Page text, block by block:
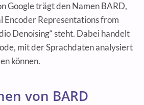
Google trägt den Namen BARD,
Encoder Representations from
Denoising“ steht. Dabei handelt
mit der Sprachdaten analysiert
können.
von BARD